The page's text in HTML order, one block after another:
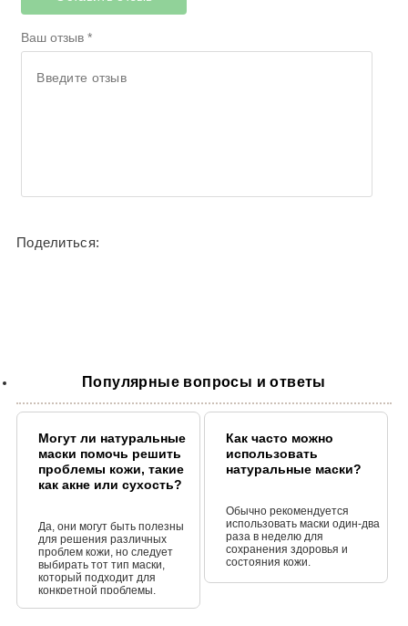
;)
Чудова гідратація
Валентина Умерова
Нормальний продукт
Рекомендую чудовий засіб і маску
Марина Хіміч
після використання
Ваш отзыв *
Поделиться:
Популярные вопросы и ответы
Могут ли натуральные
маски помочь решить
проблемы кожи, такие
как акне или сухость?
Да, они могут быть полезны
для решения различных
проблем кожи, но следует
выбирать тот тип маски,
который подходит для
конкретной проблемы.
Как часто можно
использовать
натуральные маски?
Обычно рекомендуется
использовать маски один-два
раза в неделю для
сохранения здоровья и
состояния кожи.